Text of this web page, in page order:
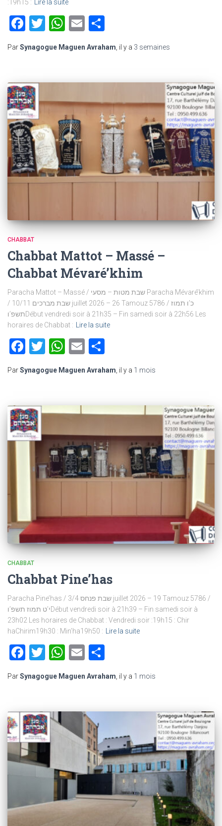
:19h15 : Lire la suite
Facebook
Twitter
WhatsApp
Email
ParSynagogue Maguen Avraham , il y a 3 semaines
CHABBAT
Chabbat Mattot – Massé –
Chabbat Mévaré’khim
Paracha Mattot – Massé / שבת מטות – מסעי Paracha Mévaré’khim
/ שבת מברכים 10/11 juillet 2026 – 26 Tamouz 5786 / כ’ו תמוז
תשפ’וDébut vendredi soir à 21h35 – Fin samedi soir à 22h56 Les
horaires de Chabbat : Lire la suite
Facebook
Twitter
WhatsApp
Email
ParSynagogue Maguen Avraham, il y a 1 mois
CHABBAT
Chabbat Pine’has
Paracha Pine’has / שבת פנחס 3/4 juillet 2026 – 19 Tamouz 5786 /
י’ט תמוז תשפ’וDébut vendredi soir à 21h39 – Fin samedi soir à
23h02 Les horaires de Chabbat : Vendredi soir :19h15 : Chir
haChirim19h30 : Min’ha19h50 :
Lire la suite
Facebook
Twitter
WhatsApp
Email
ParSynagogue Maguen Avraham , il y a 1 mois